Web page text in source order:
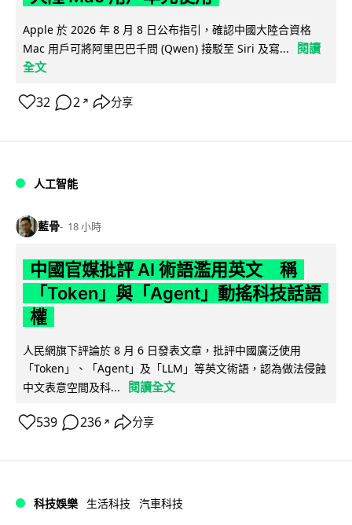
Apple 於 2026 年 8 月 8 日公布指引，確認中國大陸合資格
Mac 用戶可將阿里巴巴千問 (Qwen) 接駁至 Siri 及寫...
閱讀
全文
32 2 ↗ 分享
人工智能
藍骨 18 小時
中國官媒批評 AI 術語濫用英文 稱
「Token」與「Agent」動搖科技話語
權
人民網旗下評論於 8 月 6 日發表文章，批評中國廣泛使用
「Token」、「Agent」及「LLM」等英文術語，認為做法侵蝕
中文表意空間及科...
閱讀全文
539 236 ↗ 分享
科技娛樂 生活科技 汽車科技